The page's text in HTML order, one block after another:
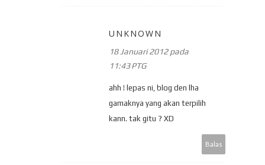
UNKNOWN
18 Januari 2012 pada
11:43 PTG
ahh ! lepas ni, blog den lha
gamaknya yang akan terpilih
kann. tak gitu ? XD
Balas